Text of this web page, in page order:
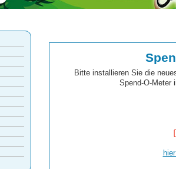
Bitte installieren Sie die
Spend-O-Meter